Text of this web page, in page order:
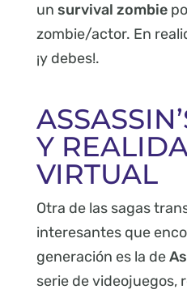
un survival zombie
zombie/actor. En
¡y debes!.
Y
VIRTUAL
Otra de las sagas
interesantes que
generación es la de
serie de videojuegos,